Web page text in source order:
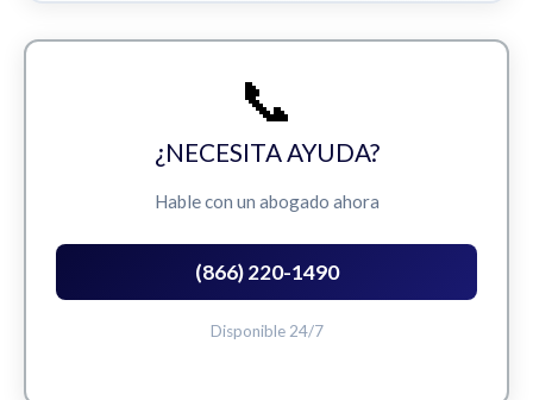
📞
¿NECESITA AYUDA?
Hable con un abogado ahora
(866) 220-1490
Disponible 24/7